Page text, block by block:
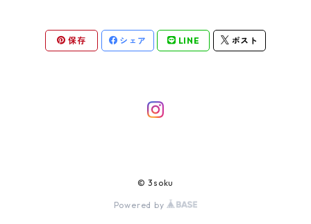
がま口財布
保存 シェア LINE ポスト
© 3soku
Powered by